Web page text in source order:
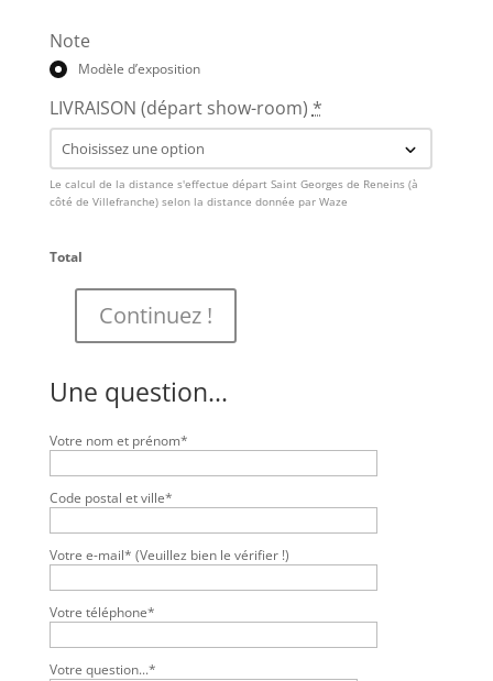
Note
Modèle d’exposition
LIVRAISON (départ show-room) *
Le calcul de la distance s'effectue départ Saint Georges de Reneins (à
côté de Villefranche) selon la distance donnée par Waze
Total
angle
Teddy
(MODÈLE
EN
Continuez !
Une question...
Votre nom et prénom*
Code postal et ville*
Votre e-mail* (Veuillez bien le vérifier !)
Votre téléphone*
Votre question...*